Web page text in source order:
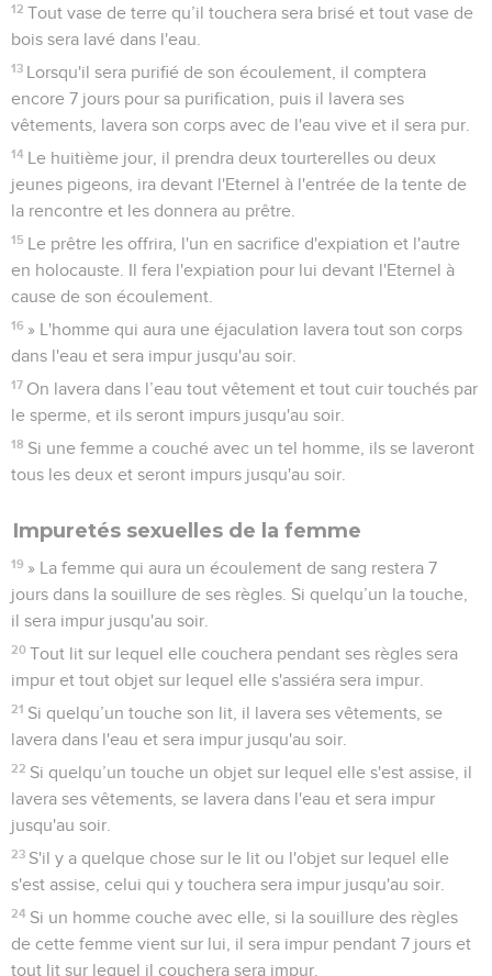
12 Tout vase de terre qu’il touchera sera brisé et tout vase de
bois sera lavé dans l'eau.
13 Lorsqu'il sera purifié de son écoulement, il comptera
encore 7 jours pour sa purification, puis il lavera ses
vêtements, lavera son corps avec de l'eau vive et il sera pur.
14 Le huitième jour, il prendra deux tourterelles ou deux
jeunes pigeons, ira devant l'Eternel à l'entrée de la tente de
la rencontre et les donnera au prêtre.
15 Le prêtre les offrira, l'un en sacrifice d'expiation et l'autre
en holocauste. Il fera l'expiation pour lui devant l'Eternel à
cause de son écoulement.
16 » L'homme qui aura une éjaculation lavera tout son corps
dans l'eau et sera impur jusqu'au soir.
17 On lavera dans l’eau tout vêtement et tout cuir touchés par
le sperme, et ils seront impurs jusqu'au soir.
18 Si une femme a couché avec un tel homme, ils se laveront
tous les deux et seront impurs jusqu'au soir.
Impuretés sexuelles de la femme
19 » La femme qui aura un écoulement de sang restera 7
jours dans la souillure de ses règles. Si quelqu’un la touche,
il sera impur jusqu'au soir.
20 Tout lit sur lequel elle couchera pendant ses règles sera
impur et tout objet sur lequel elle s'assiéra sera impur.
21 Si quelqu’un touche son lit, il lavera ses vêtements, se
lavera dans l'eau et sera impur jusqu'au soir.
22 Si quelqu’un touche un objet sur lequel elle s'est assise, il
lavera ses vêtements, se lavera dans l'eau et sera impur
jusqu'au soir.
23 S'il y a quelque chose sur le lit ou l'objet sur lequel elle
s'est assise, celui qui y touchera sera impur jusqu'au soir.
24 Si un homme couche avec elle, si la souillure des règles
de cette femme vient sur lui, il sera impur pendant 7 jours et
tout lit sur lequel il couchera sera impur.